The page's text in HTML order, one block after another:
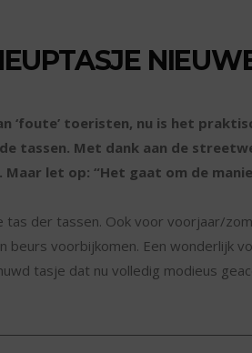
‘foute’ toeristen, nu is het
tassen. Met dank aan de
let op: “Het gaat om de
tas der tassen. Ook voor voorjaar/
voorbijkomen. Een wonderlijk
tasje dat nu volledig modieus